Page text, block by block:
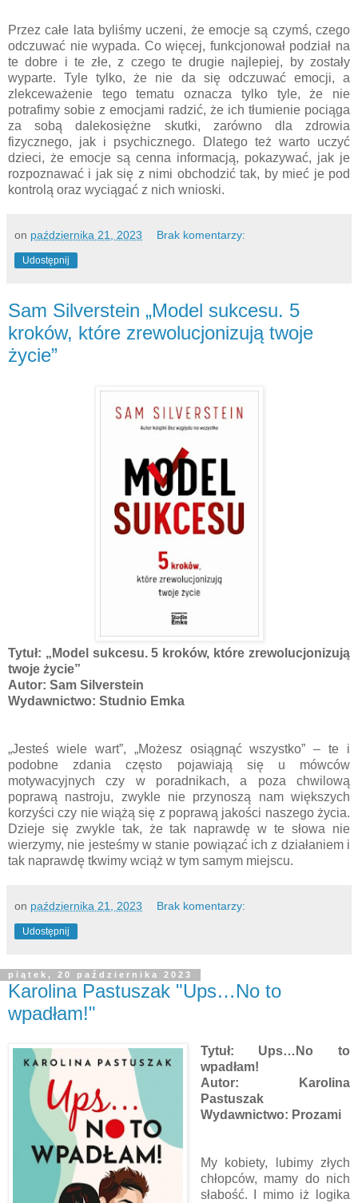
Przez całe lata byliśmy uczeni, że emocje są czymś, czego
odczuwać nie wypada. Co więcej, funkcjonował podział na
te dobre i te złe, z czego te drugie najlepiej, by zostały
wyparte. Tyle tylko, że nie da się odczuwać emocji, a
zlekceważenie tego tematu oznacza tylko tyle, że nie
potrafimy sobie z emocjami radzić, że ich tłumienie pociąga
za sobą dalekosiężne skutki, zarówno dla zdrowia
fizycznego, jak i psychicznego. Dlatego też warto uczyć
dzieci, że emocje są cenna informacją, pokazywać, jak je
rozpoznawać i jak się z nimi obchodzić tak, by mieć je pod
kontrolą oraz wyciągać z nich wnioski.
on października 21, 2023 Brak komentarzy:
Udostępnij
Sam Silverstein „Model sukcesu. 5
kroków, które zrewolucjonizują twoje
życie”
Tytuł: „Model sukcesu. 5 kroków, które zrewolucjonizują
twoje życie”
Autor: Sam Silverstein
Wydawnictwo: Studnio Emka
„Jesteś wiele wart”, „Możesz osiągnąć wszystko” – te i
podobne zdania często pojawiają się u mówców
motywacyjnych czy w poradnikach, a poza chwilową
poprawą nastroju, zwykle nie przynoszą nam większych
korzyści czy nie wiążą się z poprawą jakości naszego życia.
Dzieje się zwykle tak, że tak naprawdę w te słowa nie
wierzymy, nie jesteśmy w stanie powiązać ich z działaniem i
tak naprawdę tkwimy wciąż w tym samym miejscu.
on października 21, 2023 Brak komentarzy:
Udostępnij
piątek, 20 października 2023
Karolina Pastuszak "Ups…No to
wpadłam!"
Tytuł: Ups…No to
wpadłam!
Autor: Karolina
Pastuszak
Wydawnictwo: Prozami
My kobiety, lubimy złych
chłopców, mamy do nich
słabość. I mimo iż logika